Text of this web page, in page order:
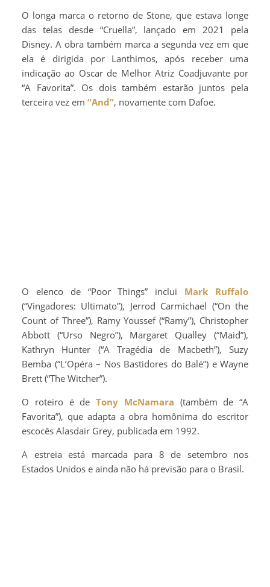
O longa marca o retorno de Stone, que estava longe
das telas desde “Cruella”, lançado em 2021 pela
Disney. A obra também marca a segunda vez em que
ela é dirigida por Lanthimos, após receber uma
indicação ao Oscar de Melhor Atriz Coadjuvante por
“A Favorita”. Os dois também estarão juntos pela
terceira vez em “And”, novamente com Dafoe.
O elenco de “Poor Things” inclui Mark Ruffalo
(“Vingadores: Ultimato”), Jerrod Carmichael (“On the
Count of Three”), Ramy Youssef (“Ramy”), Christopher
Abbott (“Urso Negro”), Margaret Qualley (“Maid”),
Kathryn Hunter (“A Tragédia de Macbeth”), Suzy
Bemba (“L’Opéra – Nos Bastidores do Balé”) e Wayne
Brett (“The Witcher”).
O roteiro é de Tony McNamara (também de “A
Favorita”), que adapta a obra homônima do escritor
escocês Alasdair Grey, publicada em 1992.
A estreia está marcada para 8 de setembro nos
Estados Unidos e ainda não há previsão para o Brasil.